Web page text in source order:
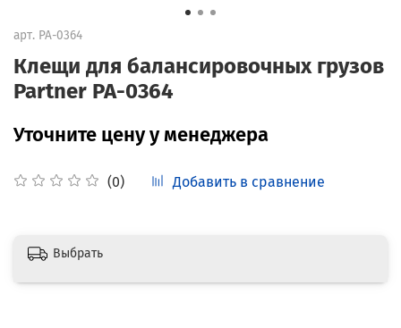
арт. PA-0364
Клещи для балансировочных грузов
Partner PA-0364
(0) Добавить в сравнение
Уточните цену у менеджера
Выбрать